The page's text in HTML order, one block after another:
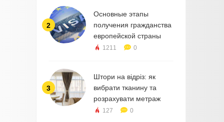
2
Основные этапы
получения гражданства
европейской страны
1211 0
3
Штори на відріз: як
вибрати тканину та
розрахувати метраж
127 0